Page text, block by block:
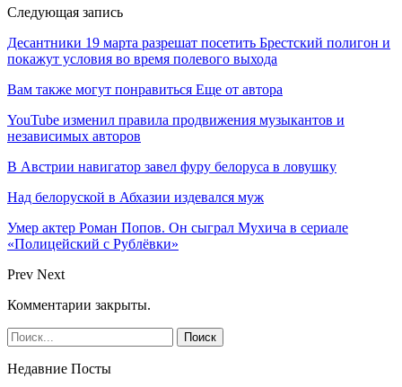
Следующая запись
Десантники 19 марта разрешат посетить Брестский полигон и
покажут условия во время полевого выхода
Вам также могут понравиться Еще от автора
YouTube изменил правила продвижения музыкантов и
независимых авторов
В Австрии навигатор завел фуру белоруса в ловушку
Над белоруской в Абхазии издевался муж
Умер актер Роман Попов. Он сыграл Мухича в сериале
«Полицейский с Рублёвки»
Prev Next
Комментарии закрыты.
Недавние Посты